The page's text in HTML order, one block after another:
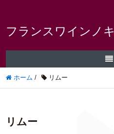
フランスワインノキ
ホーム / リムー
リムー